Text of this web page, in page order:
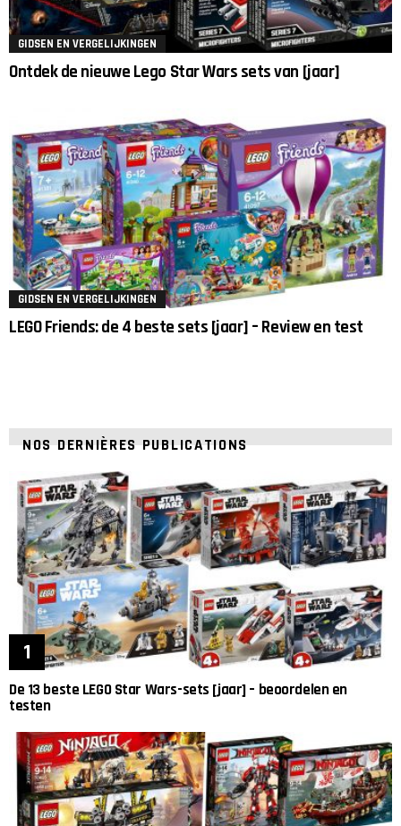
GIDSEN EN VERGELIJKINGEN
Ontdek de nieuwe Lego Star Wars sets van [jaar]
GIDSEN EN VERGELIJKINGEN
LEGO Friends: de 4 beste sets [jaar] – Review en test
NOS DERNIÈRES PUBLICATIONS
De 13 beste LEGO Star Wars-sets [jaar] – beoordelen en
testen